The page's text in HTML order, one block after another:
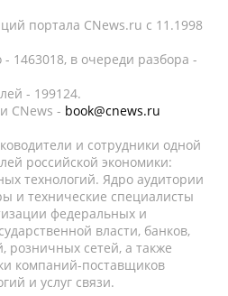
портала CNews.ru c 11.1998
1463018, в очереди разбора -
- 199124.
CNews - book@cnews.ru
и сотрудники одной
российской экономики:
технологий. Ядро аудитории
и технические специалисты
федеральных и
власти, банков,
сетей, а также
компаний-поставщиков
и услуг связи.